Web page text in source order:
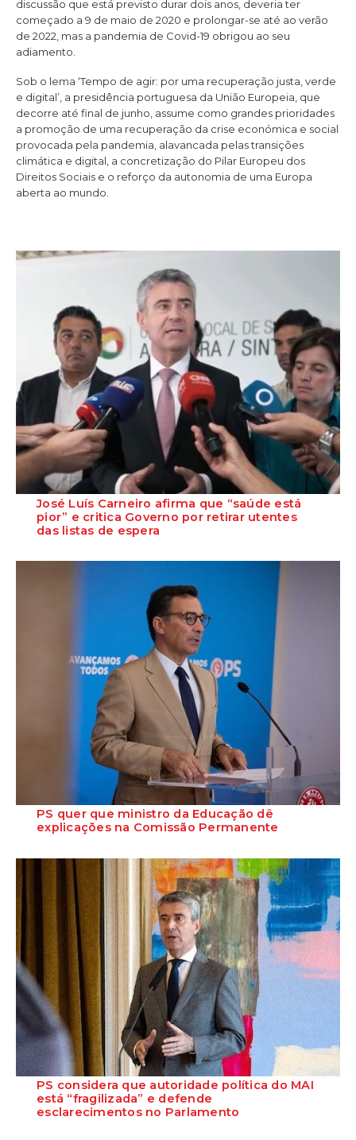
discussão que está previsto durar dois anos, deveria ter
começado a 9 de maio de 2020 e prolongar-se até ao verão
de 2022, mas a pandemia de Covid-19 obrigou ao seu
adiamento.
Sob o lema ‘Tempo de agir: por uma recuperação justa, verde
e digital’, a presidência portuguesa da União Europeia, que
decorre até final de junho, assume como grandes prioridades
a promoção de uma recuperação da crise económica e social
provocada pela pandemia, alavancada pelas transições
climática e digital, a concretização do Pilar Europeu dos
Direitos Sociais e o reforço da autonomia de uma Europa
aberta ao mundo.
José Luís Carneiro afirma que “saúde está
pior” e critica Governo por retirar utentes
das listas de espera
PS quer que ministro da Educação dê
explicações na Comissão Permanente
requerer a presença do minist...
PS considera que autoridade política do MAI
está “fragilizada” e defende
esclarecimentos no Parlamento